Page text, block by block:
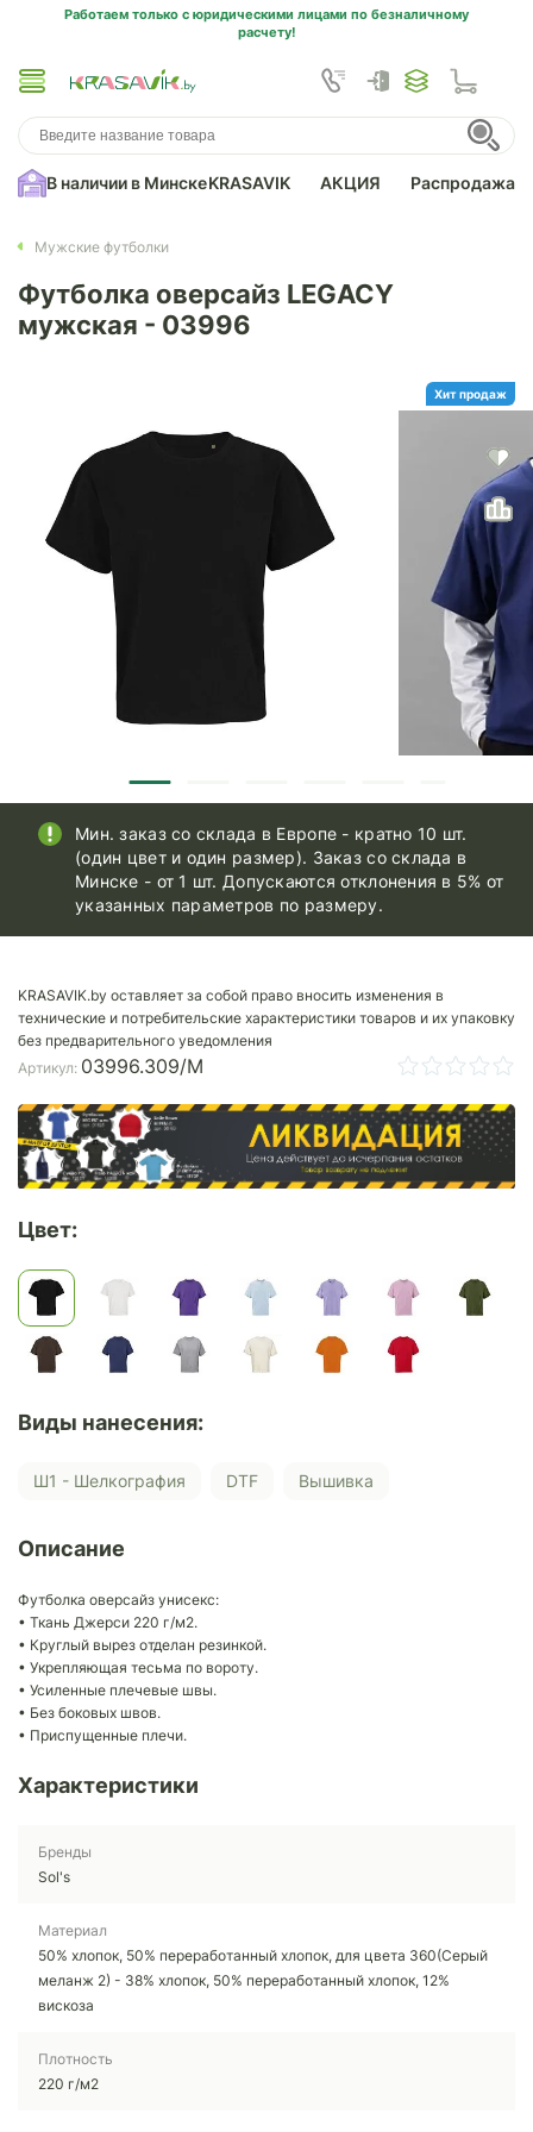
Работаем только с юридическими лицами по безналичному
расчету!
В наличии в МинскеKRASAVIK АКЦИЯ Распродажа
Мужские футболки
Футболка оверсайз LEGACY
мужская - 03996
Хит продаж
Мин. заказ со склада в Европе - кратно 10 шт.
(один цвет и один размер). Заказ со склада в
Минске - от 1 шт. Допускаются отклонения в 5% от
указанных параметров по размеру.
KRASAVIK.by оставляет за собой право вносить изменения в
технические и потребительские характеристики товаров и их упаковку
без предварительного уведомления
Артикул: 03996.309/M
Цвет:
Виды нанесения:
Ш1 - Шелкография DTF Вышивка
Описание
Футболка оверсайз унисекс:
• Ткань Джерси 220 г/м2.
• Круглый вырез отделан резинкой.
• Укрепляющая тесьма по вороту.
• Усиленные плечевые швы.
• Без боковых швов.
• Приспущенные плечи.
Характеристики
Бренды
Sol's
Материал
50% хлопок, 50% переработанный хлопок, для цвета 360(Серый
меланж 2) - 38% хлопок, 50% переработанный хлопок, 12%
вискоза
Плотность
220 г/м2